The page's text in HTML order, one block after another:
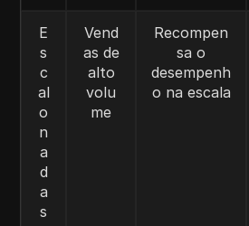
E
s
c
al
o
n
a
d
a
s
Vend
as de
alto
volu
me
Recompen
sa o
desempenh
o na escala